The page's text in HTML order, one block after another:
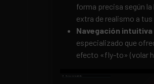
forma precisa según la
extra de realismo a
Navegación intuitiva
especializado que
efecto «fly-to» (volar